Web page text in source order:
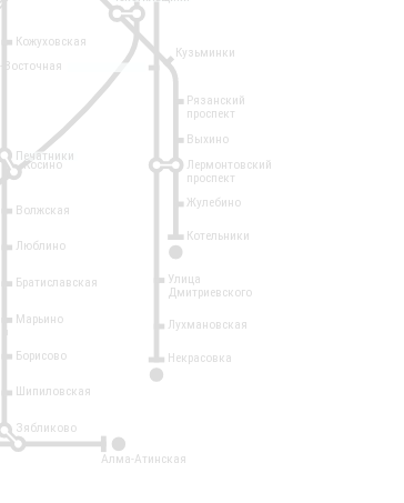
2
Кузьминки
Рязанский
проспект
Выхино
Лермонтовский
проспект
Жулебино
Котельники
Кожуховская
Печатники
Волжская
Люблино
Братиславская
Марьино
Борисово
Шипиловская
Зябликово
Алма-Атинская
Улица
Дмитриевского
Лухмановская
Некрасовка
Косино
Восточная